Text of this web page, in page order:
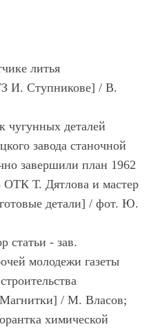
литья
И. Ступникове] / В.
чугунных деталей
завода станочной
завершили план 1962
ОТК Т. Дятлова и мастер
детали] / фот. Ю.
статьи - зав.
молодежи газеты
/ М. Власов;
химической